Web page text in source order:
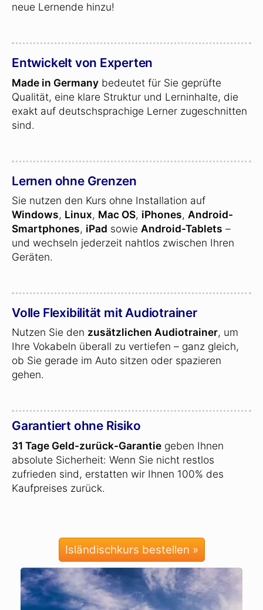
neue Lernende hinzu!
Entwickelt von Experten
Made in Germany bedeutet für Sie geprüfte
Qualität, eine klare Struktur und Lerninhalte, die
exakt auf deutschsprachige Lerner zugeschnitten
sind.
Lernen ohne Grenzen
Sie nutzen den Kurs ohne Installation auf
Windows, Linux, Mac OS, iPhones, Android-
Smartphones, iPad sowie Android-Tablets –
und wechseln jederzeit nahtlos zwischen Ihren
Geräten.
Volle Flexibilität mit Audiotrainer
Nutzen Sie den zusätzlichen Audiotrainer, um
Ihre Vokabeln überall zu vertiefen – ganz gleich,
ob Sie gerade im Auto sitzen oder spazieren
gehen.
Garantiert ohne Risiko
31 Tage Geld-zurück-Garantie geben Ihnen
absolute Sicherheit: Wenn Sie nicht restlos
zufrieden sind, erstatten wir Ihnen 100% des
Kaufpreises zurück.
Isländischkurs bestellen »